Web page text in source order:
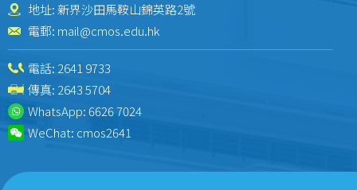
地址: 新界沙田馬鞍山錦英路2號
電郵: mail@cmos.edu.hk
電話: 2641 9733
傳真: 2643 5704
WhatsApp:6626 7024
WeChat: cmos2641